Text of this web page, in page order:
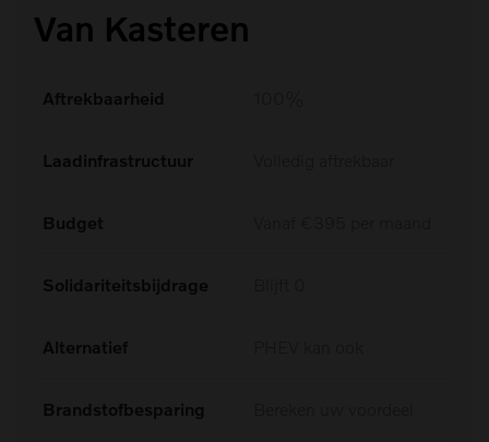
Van Kasteren
Aftrekbaarheid
Laadinfrastructuur
Budget
Solidariteitsbijdrage
Alternatief
Brandstofbesparing